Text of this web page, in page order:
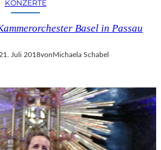
KONZERTE
Basel in Passau
21. Juli 2018vonMichaela Schabel